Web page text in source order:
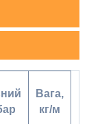
Вага,
кг/м